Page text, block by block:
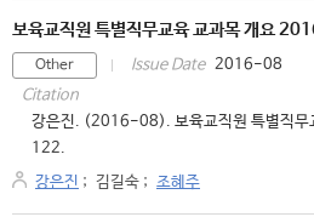
보육교직원 특별직무교육 교과목 개요
Other Issue Date 2016-08
Citation
강은진. (2016-08). 보육교직원 특별직무
122.
강은진 ; 김길숙 ; 조혜주